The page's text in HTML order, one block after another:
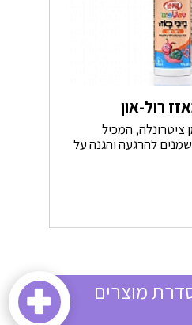
רול-און
ציטרונלה, המכיל
להרגעה והגנה על
מוצרים